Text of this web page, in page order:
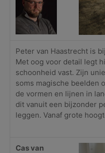
Peter van Haastrecht is
Met oog voor detail legt
schoonheid vast. Zijn
soms magische beelden
de vormen en lijnen in
dit vanuit een bijzonder
leggen. Vanaf grote
Cas van